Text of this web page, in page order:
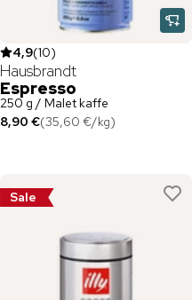
4,9(10)
Hausbrandt
Espresso
250 g / Malet kaffe
8,90 €(35,60 €/kg)
Sale